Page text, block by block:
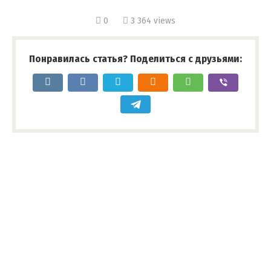
0 3 364 views
Понравилась статья? Поделиться с друзьями: